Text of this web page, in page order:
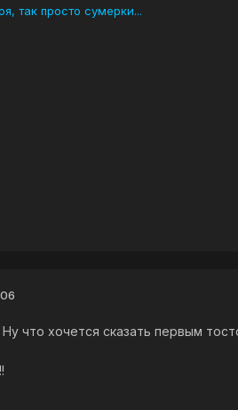
так просто сумерки...
Ну что хочется сказать первым